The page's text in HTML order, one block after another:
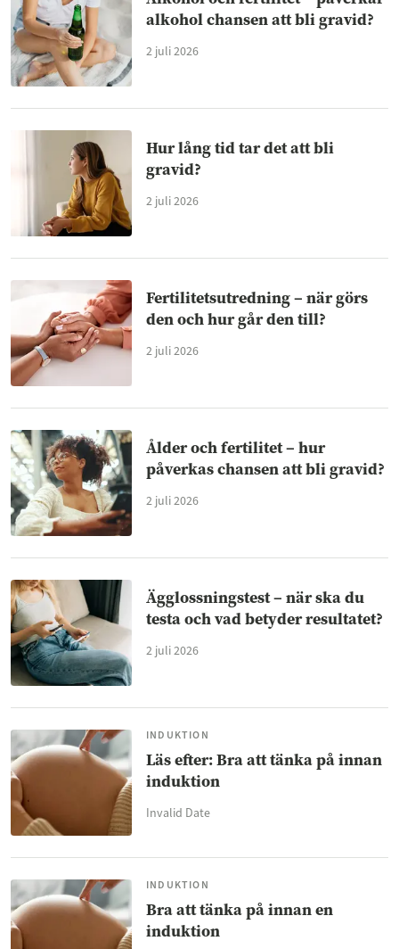
alkohol chansen att bli gravid?
2 juli 2026
Hur lång tid tar det att bli
gravid?
2 juli 2026
Fertilitetsutredning – när görs
den och hur går den till?
2 juli 2026
Ålder och fertilitet – hur
påverkas chansen att bli gravid?
2 juli 2026
Ägglossningstest – när ska du
testa och vad betyder resultatet?
2 juli 2026
INDUKTION
Läs efter: Bra att tänka på innan
induktion
Invalid Date
INDUKTION
Bra att tänka på innan en
induktion